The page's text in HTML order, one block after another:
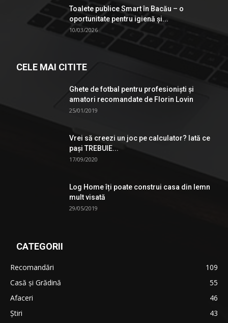
Toalete publice Smart în Bacău – o
oportunitate pentru igienă şi...
10/03/2026
CELE MAI CITITE
Ghete de fotbal pentru profesionişti şi
amatori recomandate de Florin Lovin
25/01/2019
Vrei să creezi un joc pe calculator? Iată ce
pași TREBUIE...
17/09/2020
Log Home îți poate construi casa din lemn
mult visată
29/05/2019
CATEGORII
Recomandări
109
Casă şi Grădină
55
Afaceri
46
Ştiri
43